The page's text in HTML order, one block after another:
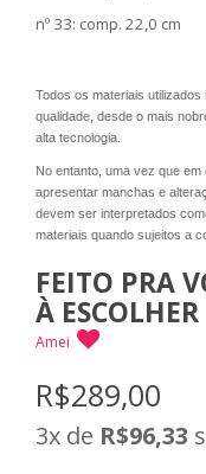
nº 33: comp. 22,0 cm
Todos os materiais
qualidade, desde o mais
alta tecnologia.
No entanto, uma vez que
apresentar manchas e
devem ser interpretados
materiais quando sujeitos a
FEITO PRA
À ESCOLHER
Amei
R$289,00
3x de R$96,33